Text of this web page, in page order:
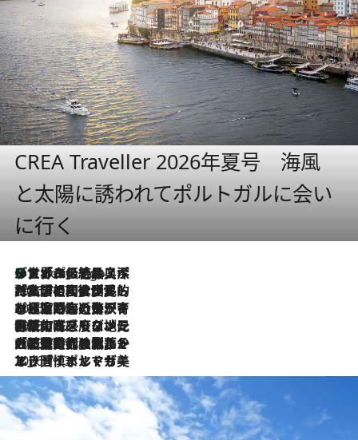
CREA Traveller 2026年夏号 海風
と太陽に誘われてポルトガルに会い
に行く
8 Hours Ago
リスボンの絶品スイーツ「パステル・デ・ナタ」とは？ポルトガル伝統の奥深い世界へ
2026.7.27
「私の祖国はポルトガル語です」国民的詩人フェルナンド・ペソアと、彼が愛した文学の街を歩く
2026.7.26
ポルトガル近海が育む極上の海の幸。キリリと冷えた白ワインと愉しむ、シーフード専門店の贅沢
2026.7.22
伝統の味をモダンに昇華。高感度な地元客が集う、リスボンの最旬ガストロノミー
2026.7.21
大航海時代の栄華から、震災、独裁、そして革命へ。ポルトガル・首都リスボンの石畳に刻まれた「歴史の光と影」
2026.7.13
エッセイ・ヤマザキマリ「慎ましくも美しき国 ポルトガル」